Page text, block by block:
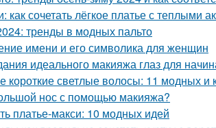
как сочетать лёгкое платье с теплыми
тренды в модных пальто
имени и его символика для женщин
идеального макияжа глаз для
короткие светлые волосы: 11 модных и
нос с помощью макияжа?
платье-макси: 10 модных идей